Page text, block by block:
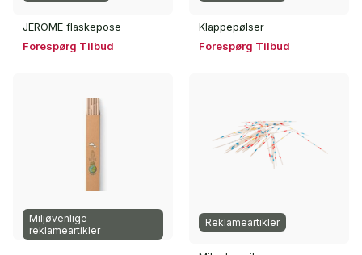
JEROME flaskepose
Forespørg Tilbud
Klappepølser
Forespørg Tilbud
Miljøvenlige
reklameartikler
Reklameartikler